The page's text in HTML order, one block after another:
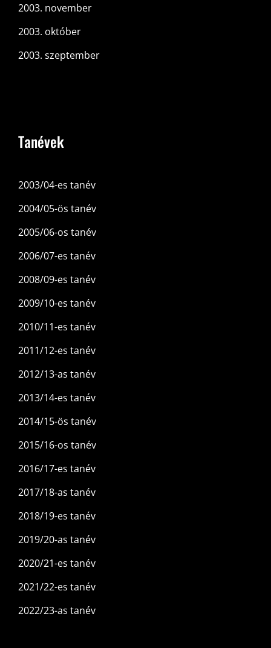
2003. november
2003. október
2003. szeptember
Tanévek
2003/04-es tanév
2004/05-ös tanév
2005/06-os tanév
2006/07-es tanév
2008/09-es tanév
2009/10-es tanév
2010/11-es tanév
2011/12-es tanév
2012/13-as tanév
2013/14-es tanév
2014/15-ös tanév
2015/16-os tanév
2016/17-es tanév
2017/18-as tanév
2018/19-es tanév
2019/20-as tanév
2020/21-es tanév
2021/22-es tanév
2022/23-as tanév